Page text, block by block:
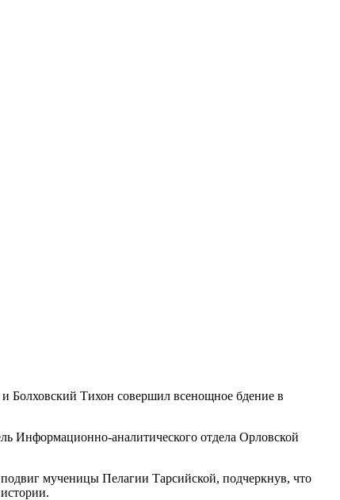
Болховский Тихон совершил всенощное бдение в
Информационно-аналитического отдела Орловской
мученицы Пелагии Тарсийской, подчеркнув, что